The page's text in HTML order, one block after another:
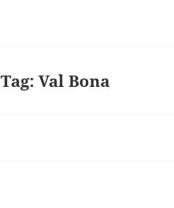
Tag:Val Bona